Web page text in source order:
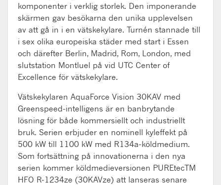
komponenter i verklig storlek. Den imponerande
skärmen gav besökarna den unika upplevelsen
av att gå in i en vätskekylare. Turnén stannade till
i sex olika europeiska städer med start i Essen
och därefter Berlin, Madrid, Rom, London, med
slutstation Montluel på vid UTC Center of
Excellence för vätskekylare.
Vätskekylaren AquaForce Vision 30KAV med
Greenspeed-intelligens är en banbrytande
lösning för både kommersiellt och industriellt
bruk. Serien erbjuder en nominell kyleffekt på
500 kW till 1100 kW med R134a-köldmedium.
Som fortsättning på innovationerna i den nya
serien kommer köldmedieversionen PUREtecTM
HFO R-1234ze (30KAVze) att lanseras senare